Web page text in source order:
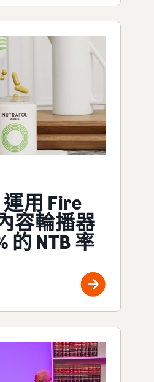
用 Fire
容輪播器
的 NTB 率